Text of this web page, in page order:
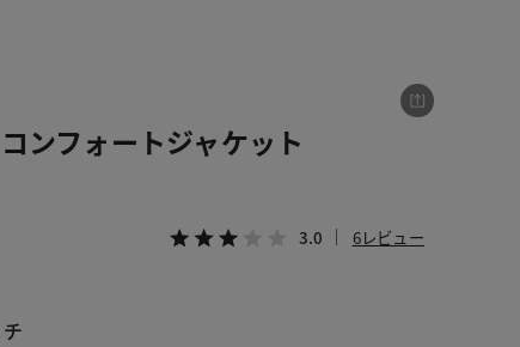
ンフォートジャケット
3.0 6レビュー